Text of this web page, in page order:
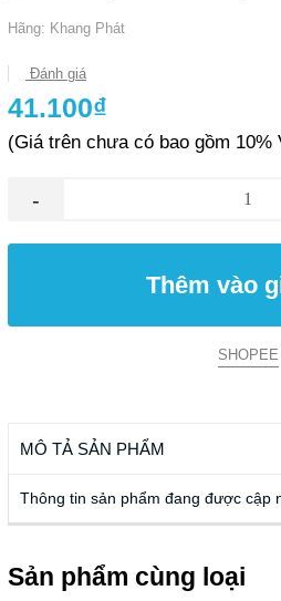
Hãng: Khang Phát
Đánh giá
41.100₫
(Giá trên chưa có bao gồm 10%
-
Thêm vào
SHOPEE
MÔ TẢ SẢN PHẨM
Thông tin sản phẩm đang được cập
Sản phẩm cùng loại